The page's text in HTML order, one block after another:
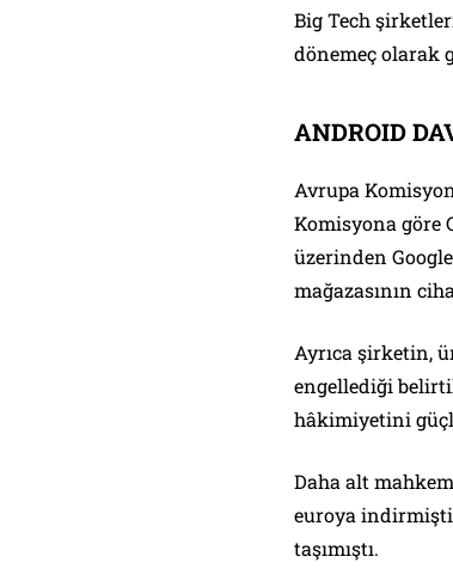
Big Tech
dönemeç olarak
ANDROID
Avrupa
Komisyona göre
üzerinden
mağazasının
Ayrıca şirketin,
engellediği
hâkimiyetini
Daha alt
euroya
taşımıştı.